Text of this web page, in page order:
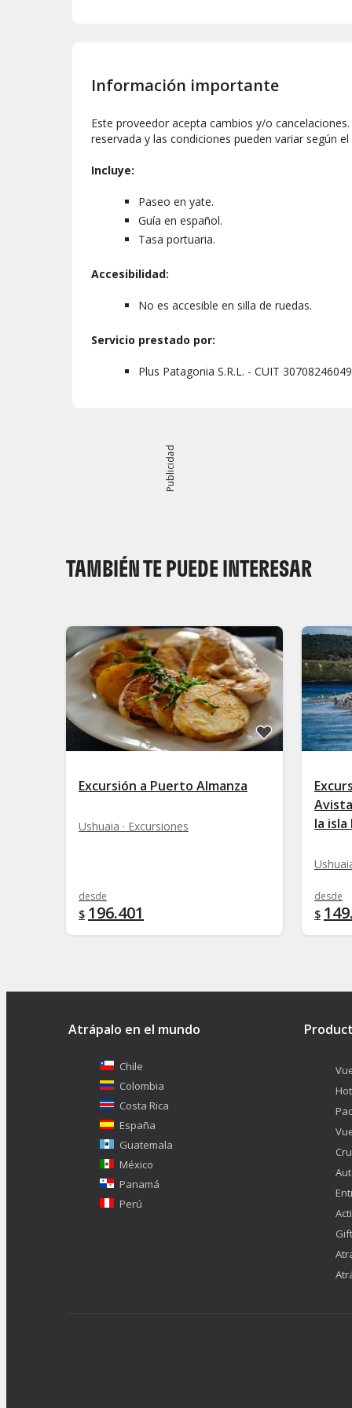
Información importante
Este proveedor acepta cambios y/o
reservada y las condiciones pueden variar según
Incluye:
Paseo en yate.
Guía en español.
Tasa portuaria.
Accesibilidad:
No es accesible en silla de ruedas.
Servicio prestado por:
Plus Patagonia S.R.L. - CUIT 30708246049
Publicidad
TAMBIÉN TE PUEDE INTERESAR
Excursión a Puerto Almanza
Ushuaia · Excursiones
desde
$ 196.401
la
desde
$
Atrápalo en el mundo
Chile
Colombia
Costa Rica
España
Guatemala
México
Panamá
Perú